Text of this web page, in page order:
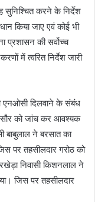
सुनिश्चित करने के निर्देश
किया जाए एवं कोई भी
प्रशासन की सर्वोच्च
में त्वरित निर्देश जारी
एनओसी दिलवाने के संबंध
को जांच कर आवश्यक
बाबुलाल ने बरसात का
पर तहसीलदार गरोठ को
निवासी किशनलाल ने
जिस पर तहसीलदार